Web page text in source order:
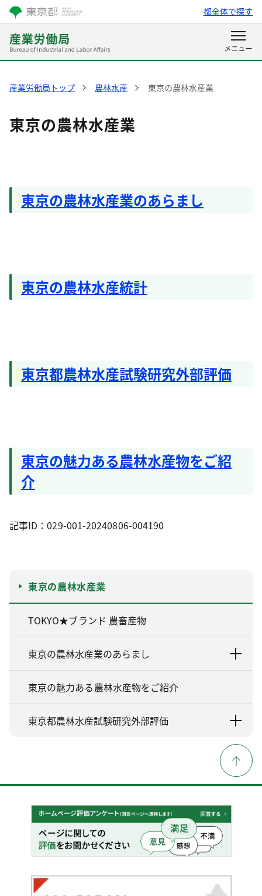
都全体で探す
産業労働局トップ 農林水産 東京の農林水産業
東京の農林水産業
東京の農林水産業のあらまし
東京の農林水産統計
東京都農林水産試験研究外部評価
東京の魅力ある農林水産物をご紹
介
記事ID：029-001-20240806-004190
東京の農林水産業
TOKYO★ブランド 農畜産物
東京の農林水産業のあらまし
東京の魅力ある農林水産物をご紹介
東京都農林水産試験研究外部評価